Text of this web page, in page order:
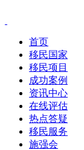
首页
移民国家
移民项目
成功案例
资讯中心
在线评估
热点答疑
移民服务
施强会